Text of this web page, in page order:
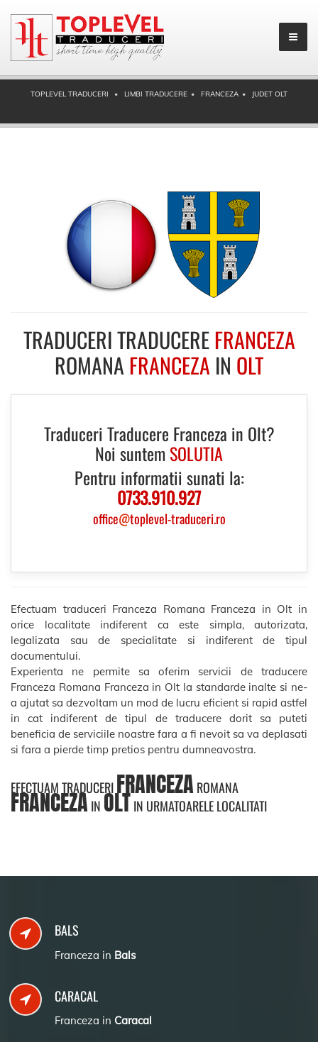
TOPLEVEL TRADUCERI LIMBI TRADUCERE FRANCEZA JUDET OLT
TRADUCERI TRADUCEREFRANCEZA
ROMANA FRANCEZA IN OLT
Traduceri Traducere Franceza in Olt?
Noi suntem SOLUTIA
Pentru informatii sunati la:
0733.910.927
office@toplevel-traduceri.ro
Efectuam traduceri Franceza Romana Franceza in Olt in
orice localitate indiferent ca este simpla, autorizata,
legalizata sau de specialitate si indiferent de tipul
documentului.
Experienta ne permite sa oferim servicii de traducere
Franceza Romana Franceza in Olt la standarde inalte si ne-
a ajutat sa dezvoltam un mod de lucru eficient si rapid astfel
in cat indiferent de tipul de traducere dorit sa puteti
beneficia de serviciile noastre fara a fi nevoit sa va deplasati
si fara a pierde timp pretios pentru dumneavostra.
EFECTUAM TRADUCERIFRANCEZA ROMANA
FRANCEZAINOLTIN URMATOARELE LOCALITATI
BALS
Franceza in Bals
CARACAL
Franceza in Caracal